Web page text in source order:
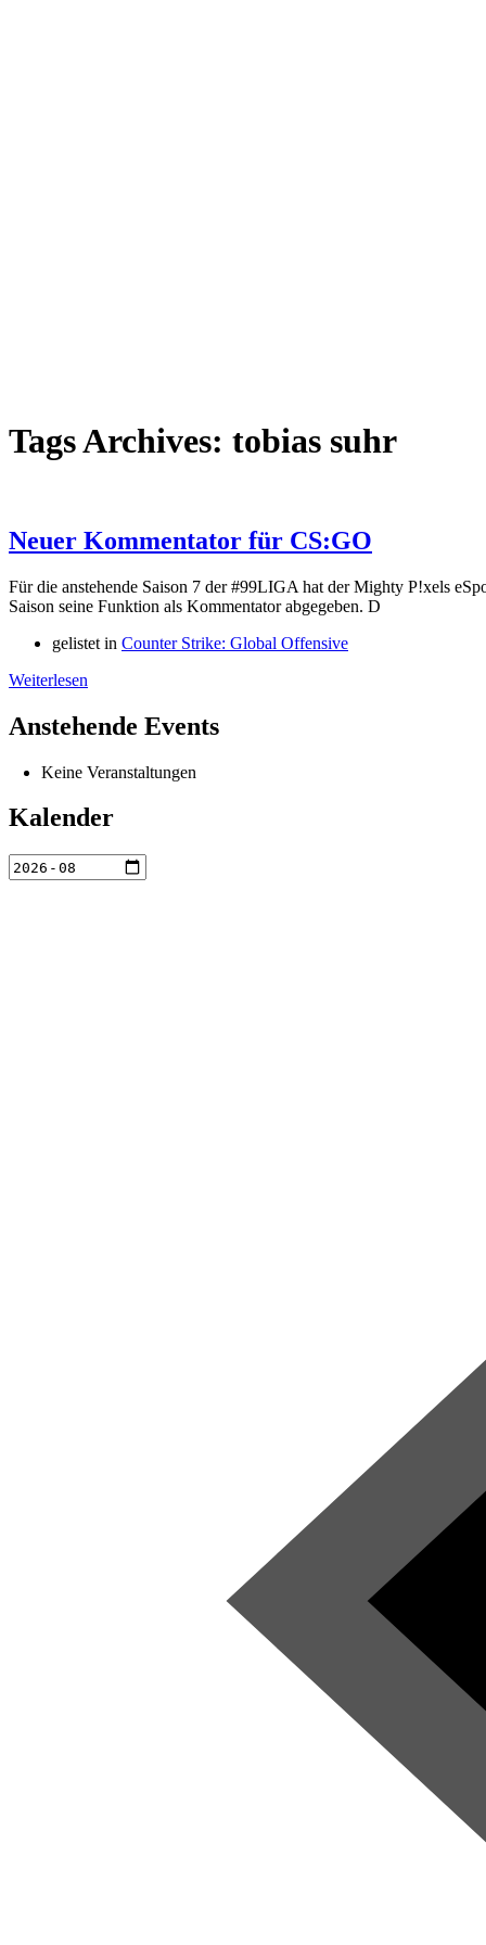
Tags Archives: tobias suhr
Neuer Kommentator für CS:GO
Für die anstehende Saison 7 der #99LIGA hat der Mighty P!xels
Saison seine Funktion als Kommentator abgegeben. D
gelistet in Counter Strike: Global Offensive
Weiterlesen
Anstehende Events
Keine Veranstaltungen
Kalender